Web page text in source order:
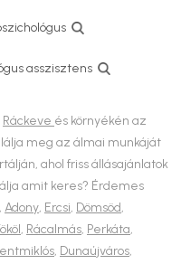
asszisztens
Ráckeve és környékén az
meg az álmai munkáját
ahol friss állásajánlatok
amit keres? Érdemes
, Adony, Ercsi, Dömsöd,
, Rácalmás, Perkáta,
, Dunaújváros,